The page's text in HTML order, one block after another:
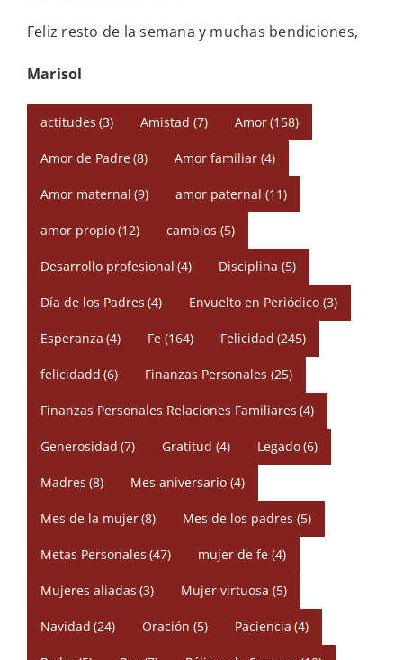
Feliz resto de la semana y muchas bendiciones,
Marisol
actitudes (3) Amistad (7) Amor(158)
Amor de Padre(8) Amor familiar (4)
Amor maternal (9) amor paternal (11)
amor propio(12) cambios (5)
Desarrollo profesional (4) Disciplina (5)
Día de los Padres (4) Envuelto en Periódico (3)
Esperanza (4) Fe (164) Felicidad (245)
felicidadd (6) Finanzas Personales (25)
Finanzas Personales Relaciones Familiares (4)
Generosidad (7) Gratitud (4) Legado(6)
Madres (8) Mes aniversario (4)
Mes de la mujer(8) Mes de los padres (5)
Metas Personales (47) mujer de fe (4)
Mujeres aliadas (3) Mujer virtuosa (5)
Navidad (24) Oración (5) Paciencia (4)